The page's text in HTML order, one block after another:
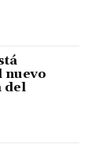
nuevo
del